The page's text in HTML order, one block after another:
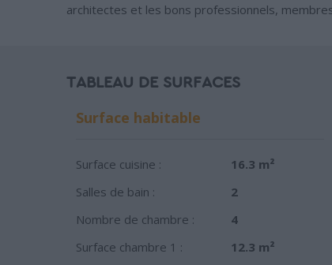
architectes et les bons professionnels,
TABLEAU DE SURFACES
Surface habitable
Surface cuisine :
16.3 m²
Salles de bain :
2
Nombre de chambre :
4
Surface chambre 1 :
12.3 m²